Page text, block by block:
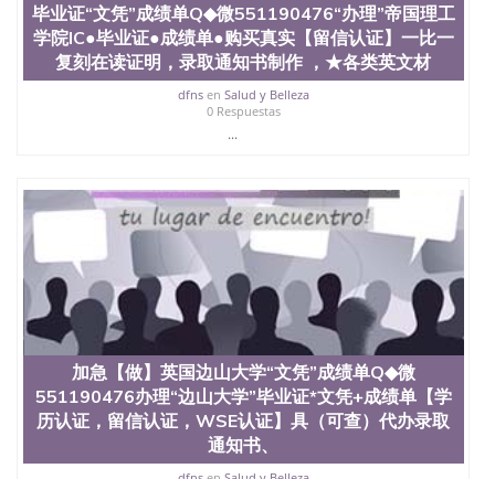
毕业证“文凭”成绩单Q◆微551190476“办理”帝国理工
学院IC●毕业证●成绩单●购买真实【留信认证】一比一
复刻在读证明，录取通知书制作 ，★各类英文材
dfnsen Salud y Belleza
0 Respuestas
...
加急【做】英国边山大学“文凭”成绩单Q◆微
551190476办理“边山大学”毕业证*文凭+成绩单【学
历认证，留信认证，WSE认证】具（可查）代办录取
通知书、